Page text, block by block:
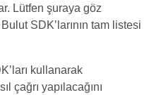
Lütfen şuraya göz
SDK’larının tam listesi
kullanarak
çağrı yapılacağını